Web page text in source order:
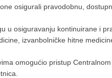
osigurali pravodobnu,
u osiguravanju kontinuirane i
izvanbolničke hitne
omogućio pristup